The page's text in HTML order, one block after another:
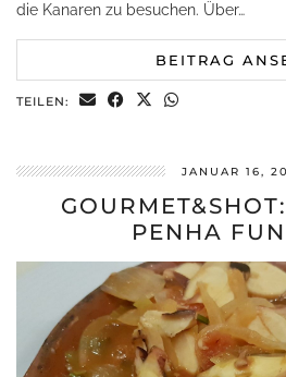
die Kanaren zu besuchen. Über…
BEITRAG
TEILEN:
JANUAR 16,
PENHA